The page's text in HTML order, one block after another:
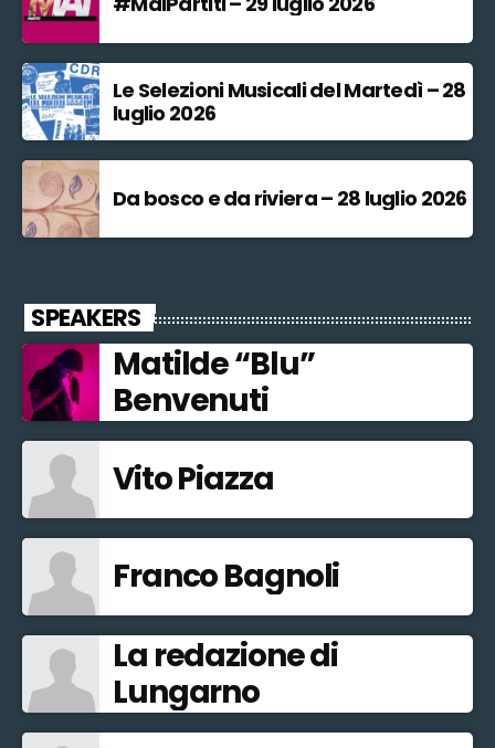
Le Selezioni Musicali del Martedì – 28
luglio 2026
Da bosco e da riviera – 28 luglio 2026
SPEAKERS
Matilde “Blu”
Benvenuti
Vito Piazza
Franco Bagnoli
La redazione di
Lungarno